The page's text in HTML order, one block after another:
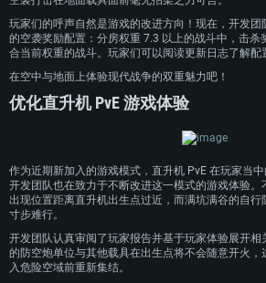
Linux平台
最低配置
操作系统：Windows 10 (64位)
图形处理器：DirectX 11 级别的显卡 - AMD
GTX 660 (游戏支持的解析度最低为720P)
网络：宽带网络连接
硬盘空间：23.1 GB (极简客户端)
推荐配置
最低配置
操作系统：Mac OS Big Sur 11.0 或更新版本
图形处理器: Intel Iris Pro 5200 (Mac) 或同等水平
支持的解析度最低为720P)
网络：宽带网络连接
硬盘空间: 22.1 GB (极简客户端)
推荐配置
最低配置
操作系统：大部分现代 64 位 Linux 系统发行版
图形处理器：NVIDIA GTX 660 及最新显卡驱动 (
等水平的 AMD 显卡及最新的显卡驱动 (至少为半
解析度最低为720P。显卡需要支持Vulkan API
网络：宽带网络连接
硬盘空间: 22.1 GB (极简客户端)
玩家们的呼声自然是游戏的改进方向！现在，开发
的空袭奖励配置：分房权重 7.3 以上的战斗中，击杀
合当前权重的战斗。玩家们可以阅读更新日志了解配
在空中与地面上体验现代战争的双重魅力吧！
优化直升机 PvE 游戏体验
作为近期新加入的游戏模式，直升机 PvE 在玩家当
开发团队也在致力于不断改进这一模式的游戏体验。
出现位置距离直升机出生点过近，而满坑满谷的自行
寸步难行。
开发团队认真审阅了玩家报告并基于玩家体验展开相
的防空炮单位与其他载具在出生点将不会随意开火
入危险空域前重新集结。